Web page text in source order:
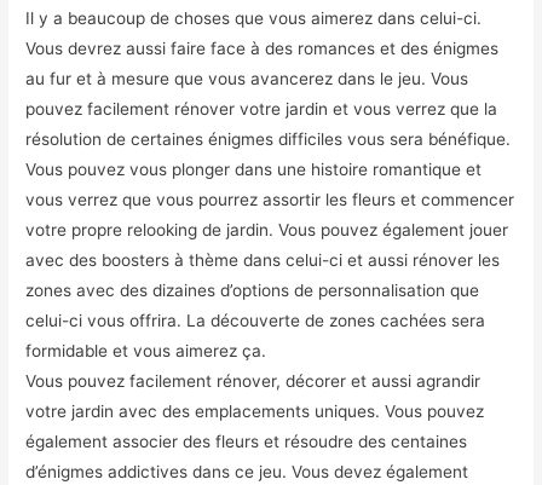
Il y a beaucoup de choses que vous aimerez dans celui-ci.
Vous devrez aussi faire face à des romances et des énigmes
au fur et à mesure que vous avancerez dans le jeu. Vous
pouvez facilement rénover votre jardin et vous verrez que la
résolution de certaines énigmes difficiles vous sera bénéfique.
Vous pouvez vous plonger dans une histoire romantique et
vous verrez que vous pourrez assortir les fleurs et commencer
votre propre relooking de jardin. Vous pouvez également jouer
avec des boosters à thème dans celui-ci et aussi rénover les
zones avec des dizaines d’options de personnalisation que
celui-ci vous offrira. La découverte de zones cachées sera
formidable et vous aimerez ça.
Vous pouvez facilement rénover, décorer et aussi agrandir
votre jardin avec des emplacements uniques. Vous pouvez
également associer des fleurs et résoudre des centaines
d’énigmes addictives dans ce jeu. Vous devez également